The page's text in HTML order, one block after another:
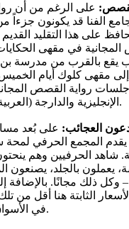
على الرغم من أن
الفنا قد يكونون جزءاً
على هذا التقليد
في مقهى الحكايات
يقع بالقرب من مدرسة
رواية القصص
الإنجليزية والدارجة (العربية المغربية).
العجائب: على بُعد
يقدم المجمع الحرفي
شاهد الحرفيين وهم
يعملون بالجلد، يصنعون
ذلك مجانًا. بالإضافة
الثابتة هنا أقل من
في الأسواق الصاخبة.